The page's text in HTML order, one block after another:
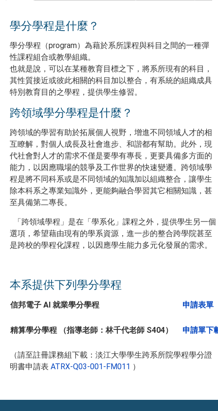
學分學程是什麼？
學分學程（program）為藉於系所課程與科目之間的一種彈
性課程組合或教學組織。
也就是說，可以在某種教育目標之下，將系所現有的科目，
其性質接近或彼此相關的科目加以整合，有系統的組織成具
特別教育目的之學程，提供學生修習。
跨領域學分學程是什麼？
跨領域的學習有助於拓展個人視野，增進不同領域人才的相
互瞭解，對個人成長及社會進步、和諧都有幫助。此外，現
代社會對人才的需求不僅是要學有專長，更要具備多方面的
能力，以因應職場的競爭及工作世界的快速變遷。跨領域學
程是將不同科系或是不同領域的知識加以組織整合，讓學生
除本科系之專業知識外，更能夠融合學習其它相關知識，甚
至具備第二專長。
「跨領域學程」是在「學系化」課程之外，提供學生另一個
選項，希望藉由現有的學系資源，進一步的整合跨學院甚至
是跨校的學程化課程，以因應學生能力多元化發展的需求。
本系提供下列學分學程
信邦電子 AI 就業學分學程 申請表單
精算學分學程 （指導老師：林千代老師 S404） 申請單下
（請至註冊課務組下載：淡江大學學生跨系所院學程學分證
明書申請表 ATRX-Q03-001-FM011 ）